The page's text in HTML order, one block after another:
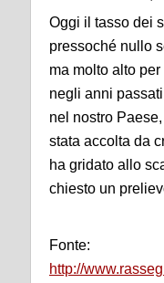
Oggi il tasso dei
pressoché nullo
ma molto alto
negli anni
nel nostro
stata accolta da
ha gridato allo
chiesto un
Fonte:
http://